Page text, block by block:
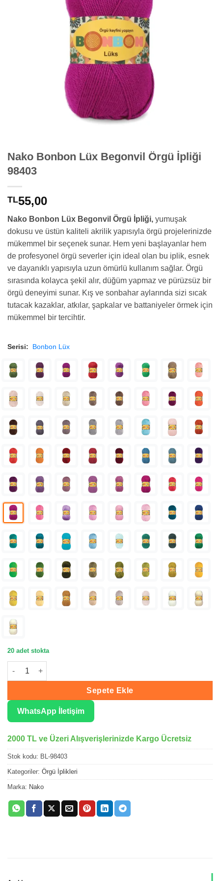
Nako Bonbon Lüx Begonvil Örgü İpliği
98403
TL55,00
Nako Bonbon Lüx Begonvil Örgü İpliği, yumuşak
dokusu ve üstün kaliteli akrilik yapısıyla örgü projelerinizde
mükemmel bir seçenek sunar. Hem yeni başlayanlar hem
de profesyonel örgü severler için ideal olan bu iplik, esnek
ve dayanıklı yapısıyla uzun ömürlü kullanım sağlar. Örgü
sırasında kolayca şekil alır, düğüm yapmaz ve pürüzsüz bir
örgü deneyimi sunar. Kış ve sonbahar aylarında sizi sıcak
tutacak kazaklar, atkılar, şapkalar ve battaniyeler örmek için
mükemmel bir tercihtir.
Serisi: Bonbon Lüx
20 adet stokta
Nako Bonbon Lüx Begonvil Örgü İpliği 98403 adet
Sepete Ekle
WhatsApp İletişim
2000 TL ve Üzeri Alışverişlerinizde Kargo Ücretsiz
Stok kodu: BL-98403
Kategoriler: Örgü İplikleri
Marka: Nako